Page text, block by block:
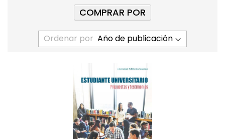
Ordenar por
COMPRAR POR